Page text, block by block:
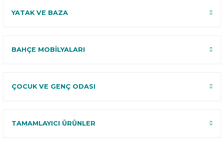
YATAK VE BAZA
BAHÇE MOBİLYALARI
ÇOCUK VE GENÇ ODASI
TAMAMLAYICI ÜRÜNLER